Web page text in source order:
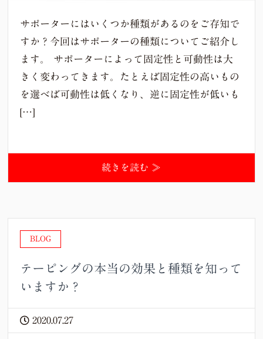
サポーターにはいくつか種類があるのをご存知で
すか？今回はサポーターの種類についてご紹介し
ます。 サポーターによって固定性と可動性は大
きく変わってきます。たとえば固定性の高いもの
を選べば可動性は低くなり、逆に固定性が低いも
[…]
続きを読む ≫
BLOG
テーピングの本当の効果と種類を知って
いますか？
2020.07.27